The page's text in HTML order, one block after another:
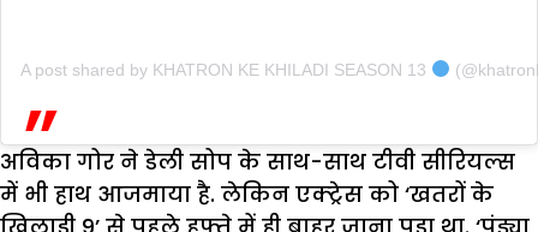
A post shared by KHATRON KE KHILADI SEASON 13
अविका गोर ने डेली सोप के साथ-साथ टीवी सीरियल्स
में भी हाथ आजमाया है. लेकिन एक्ट्रेस को ‘खतरों के